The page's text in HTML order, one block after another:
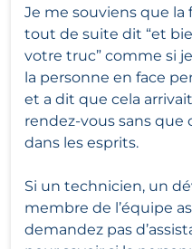
Je me souviens que la
tout de suite dit “et
votre truc” comme si
la personne en face
et a dit que cela
rendez-vous sans que
dans les esprits.
Si un technicien, un
membre de l’équipe
demandez pas